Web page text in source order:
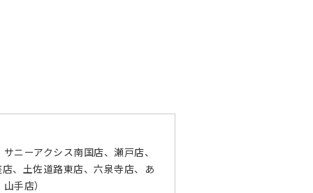
ニーアクシス南国店、瀬戸店、
、土佐道路東店、六泉寺店、あ
手店）